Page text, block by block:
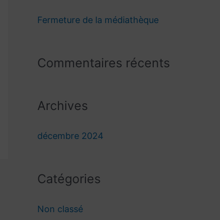
e
h
r
:
Fermeture de la médiathèque
Commentaires récents
Archives
décembre 2024
Catégories
Non classé